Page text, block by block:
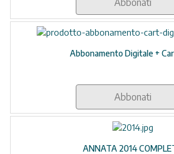
Abbonamento Digitale +
Abbonati
ANNATA 2014